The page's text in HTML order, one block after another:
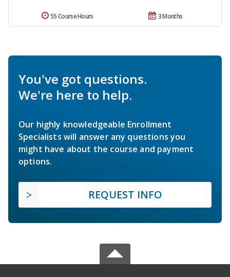
3 Months
55 Course Hours
You've got questions.
We're here to help.
Our highly knowledgeable Enrollment
Specialists will answer any questions you
might have about the course and payment
options.
REQUEST INFO